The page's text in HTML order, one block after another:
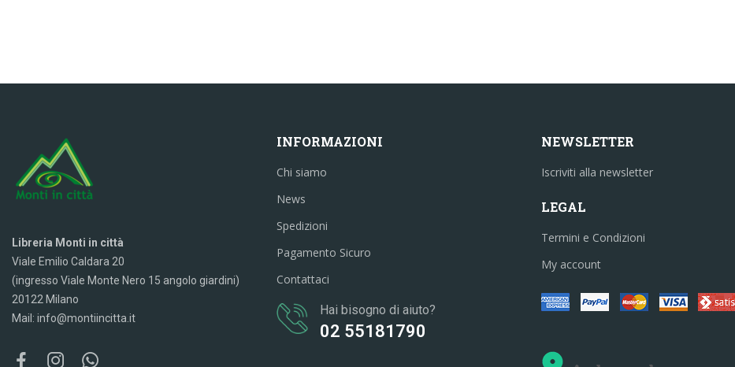
Libreria Monti in città
Viale Emilio Caldara 20
(ingresso Viale Monte Nero 15 angolo giardini)
20122 Milano
Mail: info@montiincitta.it
INFORMAZIONI
Chi siamo
News
Spedizioni
Pagamento Sicuro
Contattaci
Hai bisogno di aiuto?
02 55181790
NEWSLETTER
Iscriviti alla newsletter
LEGAL
Termini e Condizioni
My account